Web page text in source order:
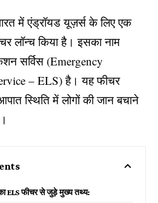
में एंड्रॉयड यूज़र्स के लिए एक
लॉन्च किया है। इसका नाम
सर्विस (Emergency
– ELS) है। यह फीचर
स्थिति में लोगों की जान बचाने
ELS फीचर से जुड़े मुख्य तथ्य: